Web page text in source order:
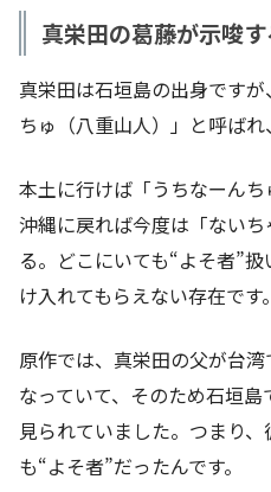
真栄田の葛藤が示唆
真栄田は石垣島の出身です
ちゅ（八重山人）」と呼ばれ
本土に行けば「うちなーんち
沖縄に戻れば今度は「ない
る。どこにいても“よそ者”
け入れてもらえない存在です。
原作では、真栄田の父が台
なっていて、そのため石垣
見られていました。つまり
も“よそ者”だったんです。